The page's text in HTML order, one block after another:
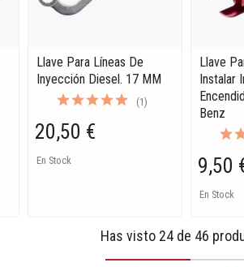
Llave Para Líneas De
Inyección Diesel. 17 MM
(1)
20,50 €
En Stock
Llave
Instalar
Benz
9,50
En Stock
Has visto 24 de 46